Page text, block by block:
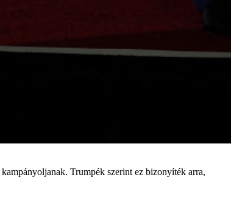
Trumpék szerint ez bizonyíték arra,